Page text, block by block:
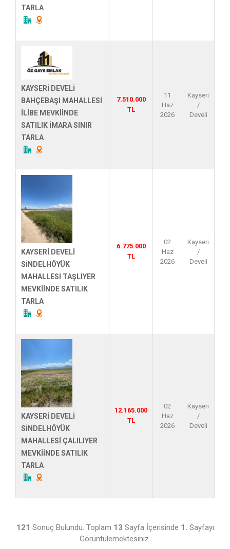
TARLA
KAYSERİ DEVELİ
BAHÇEBAŞI MAHALLESİ
İLİBE MEVKİİNDE
SATILIK İMARA SINIR
TARLA
7.510.000
TL
11
Haz
2026
Kayseri
/
Develi
KAYSERİ DEVELİ
SİNDELHÖYÜK
MAHALLESİ TAŞLIYER
MEVKİİNDE SATILIK
TARLA
6.775.000
TL
02
Haz
2026
Kayseri
/
Develi
KAYSERİ DEVELİ
SİNDELHÖYÜK
MAHALLESİ ÇALILIYER
MEVKİİNDE SATILIK
TARLA
12.165.000
TL
02
Haz
2026
Kayseri
/
Develi
121 Sonuç Bulundu. Toplam 13 Sayfa İçerisinde 1. Sayfayı
Görüntülemektesiniz.